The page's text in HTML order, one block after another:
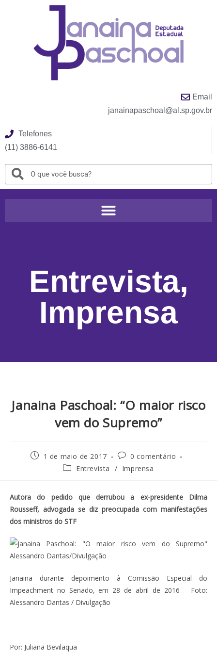
Email
janainapaschoal@al.sp.gov.br
Telefones
(11) 3886-6141
Entrevista,
Imprensa
Janaina Paschoal: “O maior risco
vem do Supremo”
1 de maio de 2017
0 comentário
Entrevista
/ Imprensa
Autora do pedido que derrubou a ex-presidente Dilma
Rousseff, advogada se diz preocupada com manifestações
dos ministros do STF
Janaina durante depoimento à Comissão Especial do
Impeachment no Senado, em 28 de abril de 2016 Foto:
Alessandro Dantas / Divulgação
Por: Juliana Bevilaqua